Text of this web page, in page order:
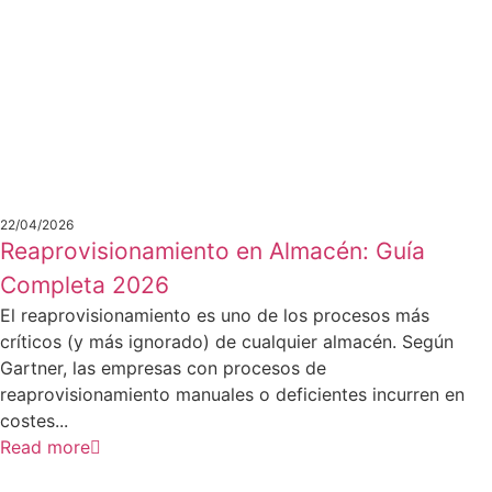
22/04/2026
Reaprovisionamiento en Almacén: Guía
Completa 2026
El reaprovisionamiento es uno de los procesos más
críticos (y más ignorado) de cualquier almacén. Según
Gartner, las empresas con procesos de
reaprovisionamiento manuales o deficientes incurren en
costes...
Read more